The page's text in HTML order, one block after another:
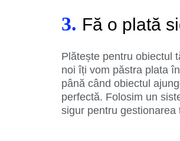
3. Fă o plată
Plătește pentru obiectul
noi îți vom păstra plata
până când obiectul
perfectă. Folosim un
sigur pentru gestionarea